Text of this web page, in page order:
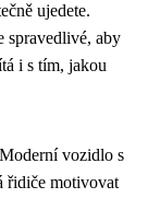
ujedete.
spravedlivé, aby
i s tím, jakou
vozidlo s
řidiče motivovat